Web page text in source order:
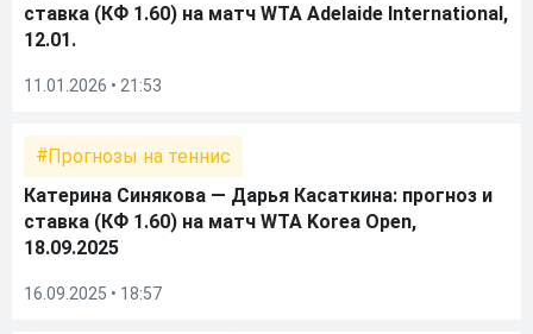
ставка (КФ 1.60) на матч WTA Adelaide International,
12.01.
11.01.2026 • 21:53
Прогнозы на теннис
Катерина Синякова — Дарья Касаткина: прогноз и
ставка (КФ 1.60) на матч WTA Korea Open,
18.09.2025
16.09.2025 • 18:57